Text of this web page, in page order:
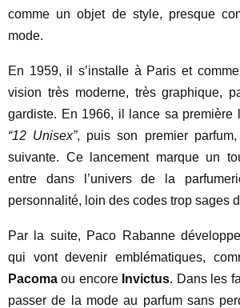
comme un objet de style, presque
mode.
En 1959, il s’installe à Paris et
vision très moderne, très graphique,
gardiste. En 1966, il lance sa première
“12 Unisex”, puis son premier parfum,
suivante. Ce lancement marque un
entre dans l’univers de la
personnalité, loin des codes trop sages
Par la suite, Paco Rabanne
qui vont devenir emblématiques,
Pacoma ou encore Invictus. Dans les
passer de la mode au parfum sans